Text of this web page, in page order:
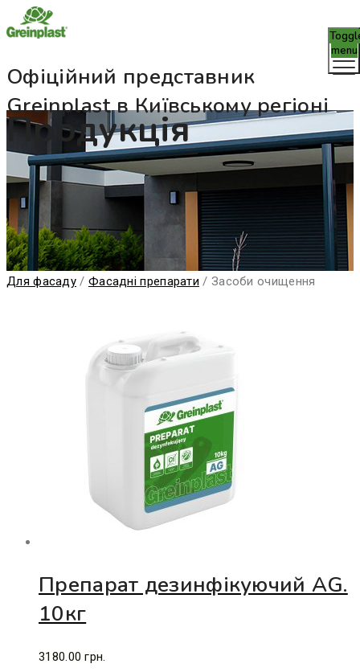
Офіційний представник
Greinplast в Київському регіоні
menu
Продукція
Для фасаду / Фасадні препарати / Засоби очищення
Препарат дезинфікуючий AG.
10кг
3180.00 грн.